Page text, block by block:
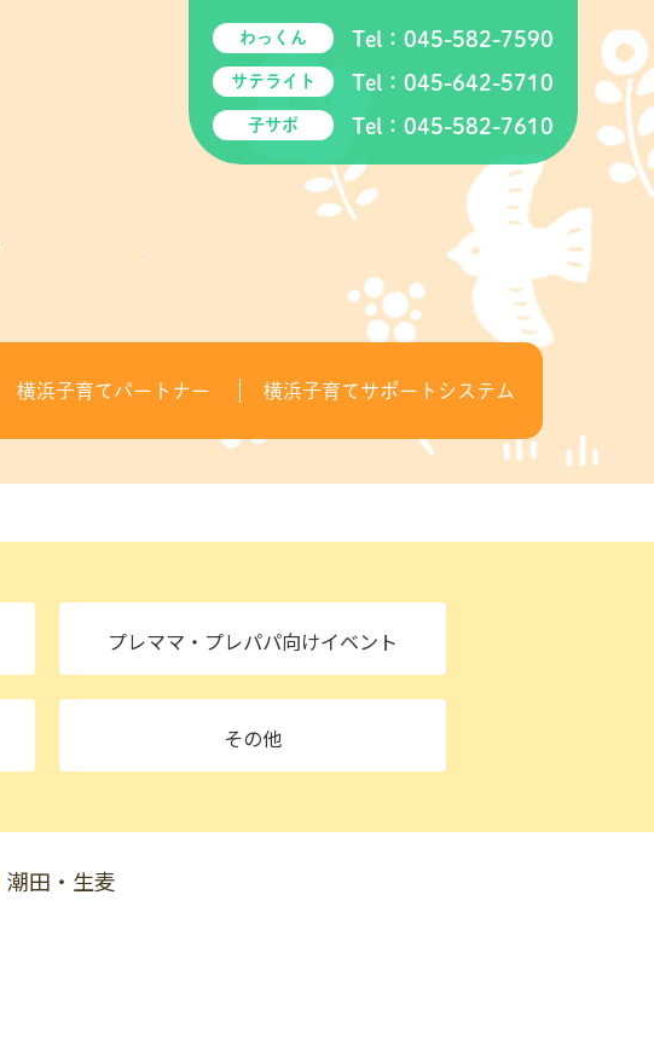
わっくん Tel： 045-582-7590
サテライト Tel： 045-642-5710
子サポ Tel： 045-582-7610
横浜子育てパートナー 横浜子育てサポートシステム
プレママ ・プレパパ向けイベント
その他
潮田・生麦